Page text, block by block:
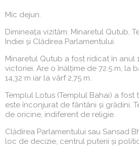
Mic dejun.
Dimineața vizităm: Minaretul Qutub,
Indiei și Clădirea Parlamentului.
Minaretul Qutub a fost ridicat în anul
victoriei. Are o înălțime de 72.5 m, la
14,32 m iar la vârf 2,75 m.
Templul Lotus (Templul Bahai) a fost
este înconjurat de fântâni și grădini.
de oricine, indiferent de religie.
Clădirea Parlamentului sau Sansad
loc de decizie, centrul puterii și